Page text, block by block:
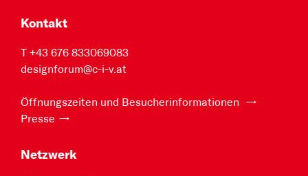
Kontakt
T +43 676 833069083
designforum@c-i-v.at
Öffnungszeiten und Besucherinformationen
Presse
Netzwerk